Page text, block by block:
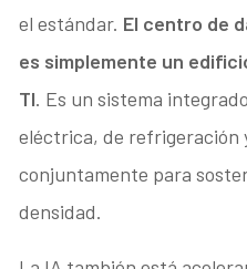
el estándar. El centro de
es simplemente un
TI. Es un sistema
eléctrica, de refrigeración
conjuntamente para
densidad.